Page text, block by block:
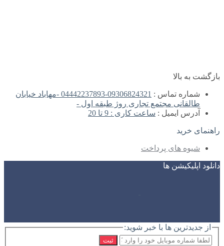
بازگشت به بالا
شماره تماس :
09306824321-04442237893 -مهاباد خیابان
طالقانی مجتمع تجاری روژ طبقه اول -
آدرس ایمیل : ساعت کاری : 9 تا 20
راهنمای خرید
شیوه های پرداخت
دانلود اپلیکیشن ها
از جدیدترین ها با خبر شوید:
ثبت